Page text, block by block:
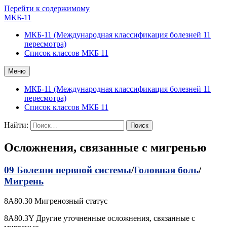
Перейти к содержимому
МКБ-11
МКБ-11 (Международная классификация болезней 11
пересмотра)
Список классов МКБ 11
Меню
МКБ-11 (Международная классификация болезней 11
пересмотра)
Список классов МКБ 11
Найти:
Осложнения, связанные с мигренью
09 Болезни нервной системы/Головная боль/
Мигрень
8A80.30 Мигренозный статус
8A80.3Y Другие уточненные осложнения, связанные с